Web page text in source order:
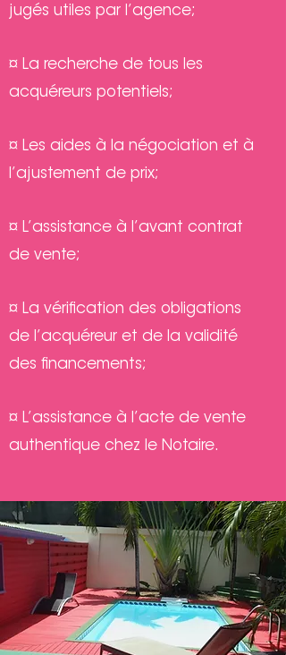
jugés utiles par l’agence;
¤ La recherche de tous les
acquéreurs potentiels;
¤ Les aides à la négociation et à
l’ajustement de prix;
¤ L’assistance à l’avant contrat
de vente;
¤ La vérification des obligations
de l’acquéreur et de la validité
des financements;
¤ L’assistance à l’acte de vente
authentique chez le Notaire.